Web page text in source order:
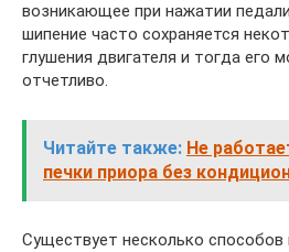
возникающее при нажатии
шипение часто сохраняется
глушения двигателя и тогда его
отчетливо.
Читайте также: Не
печки приора без
Существует несколько способов